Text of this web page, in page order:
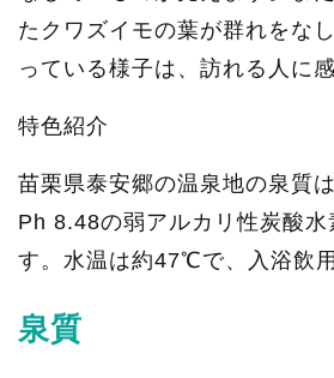
たクワズイモの葉が群れをな
っている様子は、訪れる人に
特色紹介
苗栗県泰安郷の温泉地の泉質
Ph 8.48の弱アルカリ性炭酸
す。水温は約47℃で、入浴飲
泉質